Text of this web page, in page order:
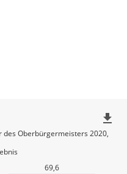
69,6
Oberbürgermeisters 2020,
file_download